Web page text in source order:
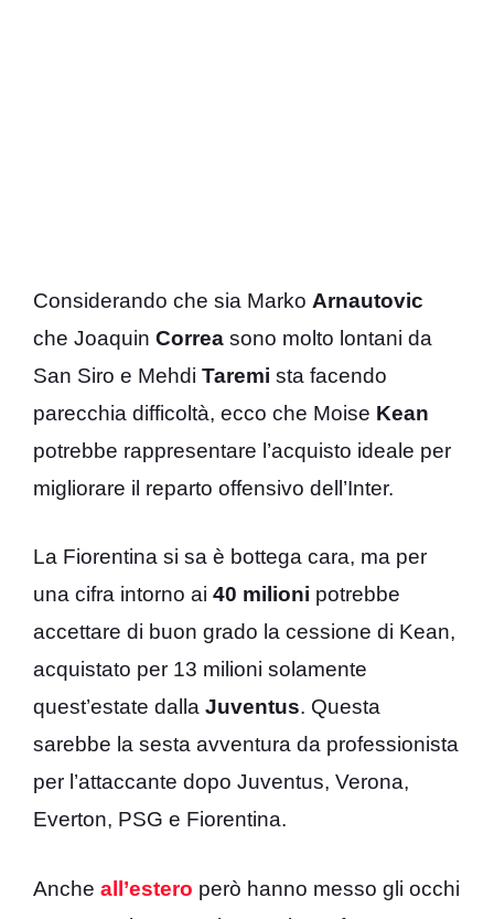
Considerando che sia Marko Arnautovic
che Joaquin Correa sono molto lontani da
San Siro e Mehdi Taremi sta facendo
parecchia difficoltà, ecco che Moise Kean
potrebbe rappresentare l’acquisto ideale per
migliorare il reparto offensivo dell’Inter.
La Fiorentina si sa è bottega cara, ma per
una cifra intorno ai 40 milioni potrebbe
accettare di buon grado la cessione di Kean,
acquistato per 13 milioni solamente
quest’estate dalla Juventus. Questa
sarebbe la sesta avventura da professionista
per l’attaccante dopo Juventus, Verona,
Everton, PSG e Fiorentina.
Anche all’estero però hanno messo gli occhi